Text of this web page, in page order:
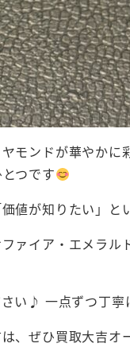
モンドが華やかに
つです
値が知りたい」と
イア・エメラル
い♪ 一点ずつ丁
、ぜひ買取大吉オ